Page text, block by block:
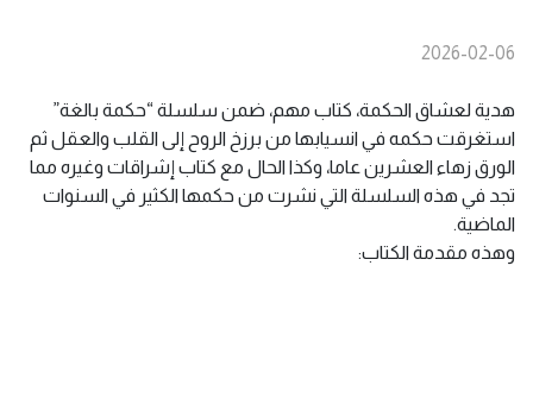
2026-02-06
هدية لعشاق الحكمة، كتاب مهم، ضمن سلسلة “حكمة بالغة”
استغرقت حكمه في انسيابها من برزخ الروح إلى القلب والعقل ثم
الورق زهاء العشرين عاما، وكذا الحال مع كتاب إشراقات وغيره مما
تجد في هذه السلسلة التي نشرت من حكمها الكثير في السنوات
الماضية.
وهذه مقدمة الكتاب: